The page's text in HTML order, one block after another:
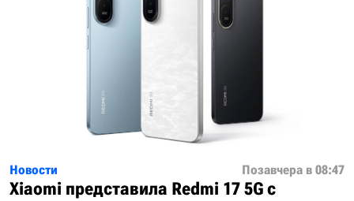
Новости Позавчера в 08:47
Xiaomi представила Redmi 17 5G с